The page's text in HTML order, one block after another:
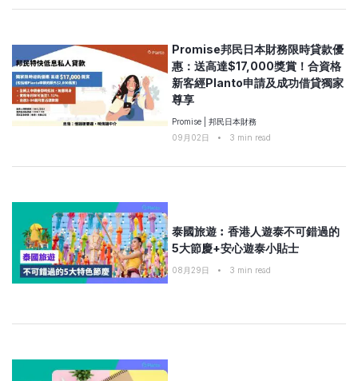
Promise邦民日本財務限時貸款優
惠：送高達$17,000獎賞！合資格
新客經Planto申請及成功借貸獨家
尊享
Promise
邦民日本財務
09月02日
• 3 min read
泰國旅遊︰香港人遊泰不可錯過的
5大節慶+安心遊泰小貼士
08月29日 • 3 min read